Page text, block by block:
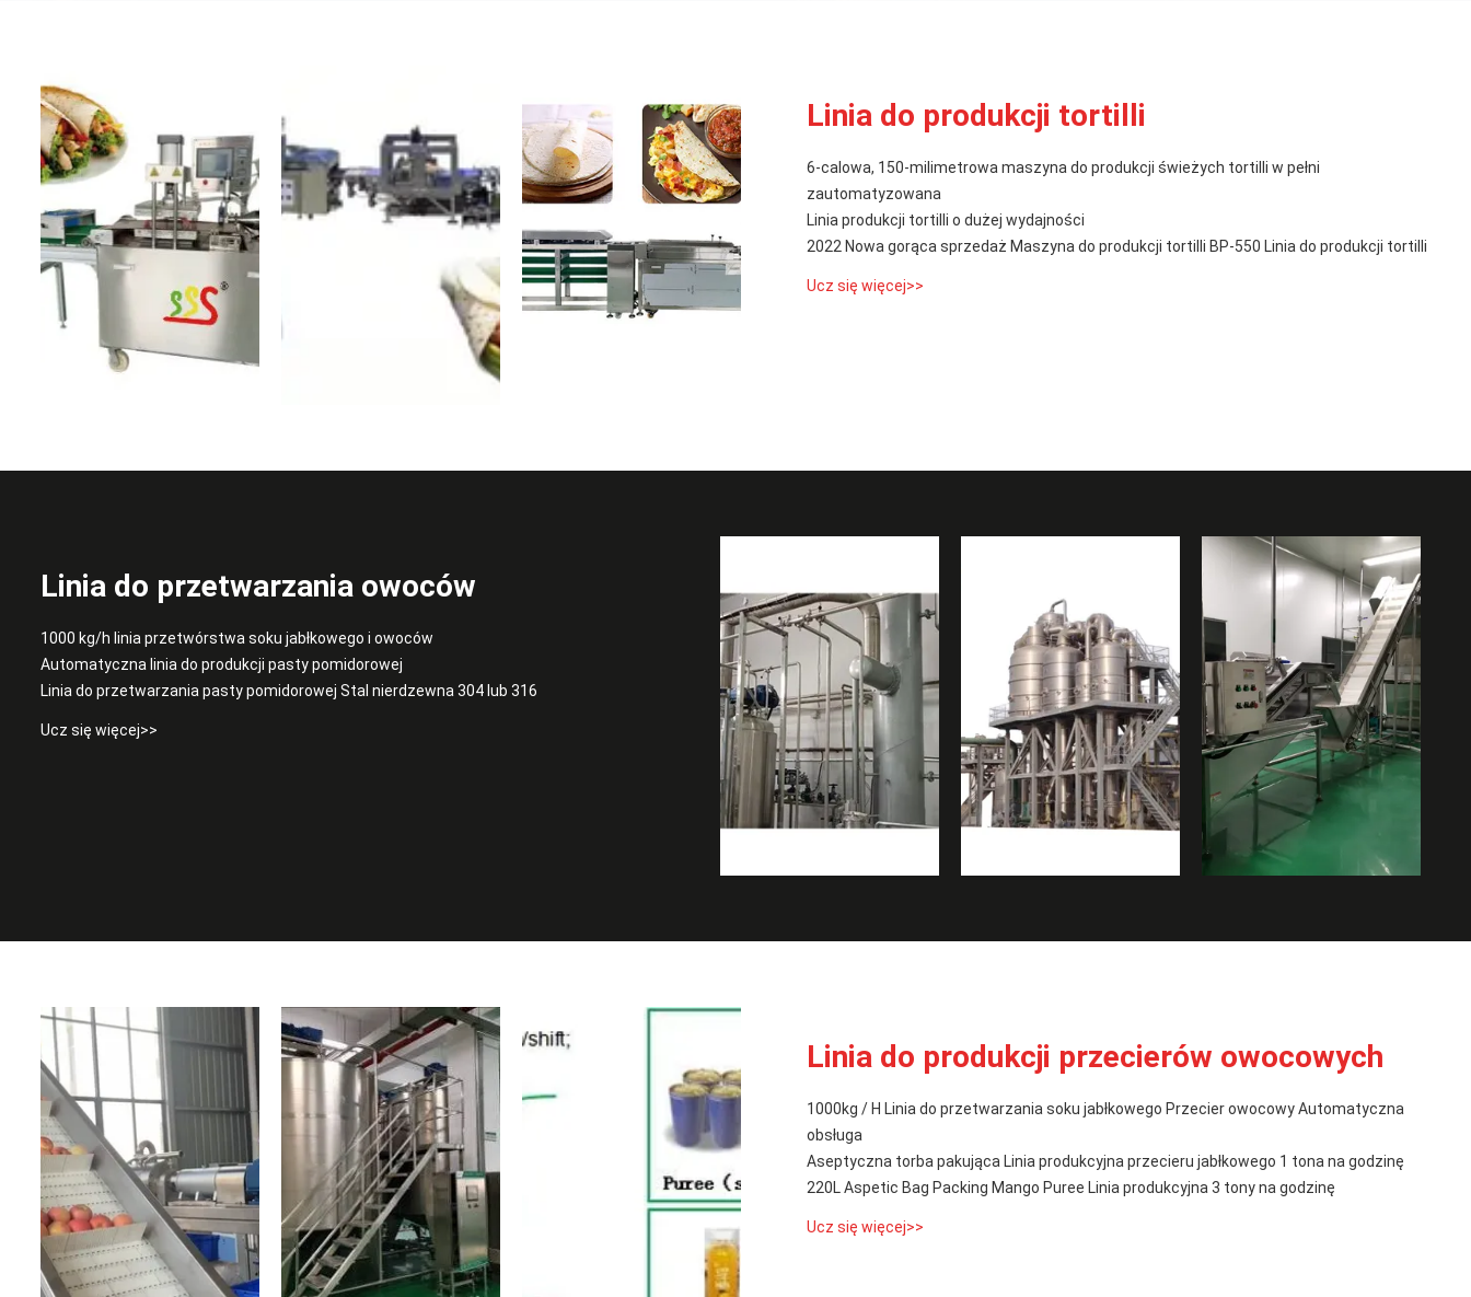
Linia do produkcji tortilli
6-calowa, 150-milimetrowa maszyna do produkcji świeżych tortilli w pełni
zautomatyzowana
Linia produkcji tortilli o dużej wydajności
2022 Nowa gorąca sprzedaż Maszyna do produkcji tortilli BP-550 Linia do produkcji tortilli
Ucz się więcej>>
Linia do przetwarzania owoców
1000 kg/h linia przetwórstwa soku jabłkowego i owoców
Automatyczna linia do produkcji pasty pomidorowej
Linia do przetwarzania pasty pomidorowej Stal nierdzewna 304 lub 316
Ucz się więcej>>
Linia do produkcji przecierów owocowych
1000kg / H Linia do przetwarzania soku jabłkowego Przecier owocowy Automatyczna
obsługa
Aseptyczna torba pakująca Linia produkcyjna przecieru jabłkowego 1 tona na godzinę
220L Aspetic Bag Packing Mango Puree Linia produkcyjna 3 tony na godzinę
Ucz się więcej>>